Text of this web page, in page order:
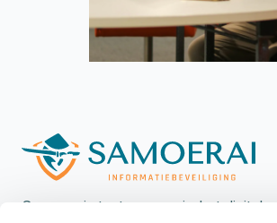
Samoerai staat voorop in het digitale